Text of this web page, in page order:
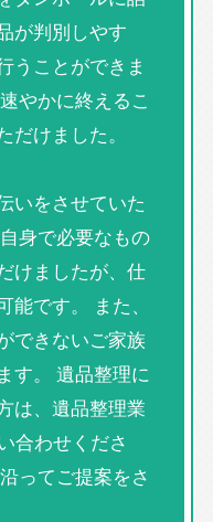
が判別しやす
うことができま
やかに終えるこ
けました。
いをさせていた
身で必要なもの
けましたが、仕
です。 また、
できないご家族
す。 遺品整理に
は、遺品整理業
合わせくださ
ってご提案をさ